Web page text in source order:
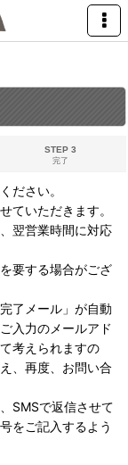
STEP 3
完了
ださい。
ていただきます。
翌営業時間に対応
要する場合がござ
了メール」が自動
入力のメールアド
考えられますの
、再度、お問い合
SMSで返信させて
をご記入するよう